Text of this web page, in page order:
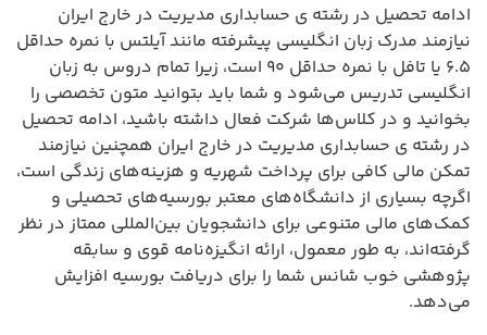
ادامه تحصیل در رشته ی حسابداری مدیریت در خارج ایران
نیازمند مدرک زبان انگلیسی پیشرفته مانند آیلتس با نمره حداقل
۶.۵ یا تافل با نمره حداقل ۹۰ است، زیرا تمام دروس به زبان
انگلیسی تدریس می‌شود و شما باید بتوانید متون تخصصی را
بخوانید و در کلاس‌ها شرکت فعال داشته باشید، ادامه تحصیل
در رشته ی حسابداری مدیریت در خارج ایران همچنین نیازمند
تمکن مالی کافی برای پرداخت شهریه و هزینه‌های زندگی است،
اگرچه بسیاری از دانشگاه‌های معتبر بورسیه‌های تحصیلی و
کمک‌های مالی متنوعی برای دانشجویان بین‌المللی ممتاز در نظر
گرفته‌اند، به طور معمول، ارائه انگیزه‌نامه قوی و سابقه
پژوهشی خوب شانس شما را برای دریافت بورسیه افزایش
می‌دهد.